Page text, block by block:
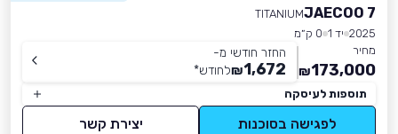
JAECOO 7
TITANIUM
2025 יד 1
0 ק״מ
מחיר
173,000
₪
החזר חודשי מ-
1,672
₪לחודש*
תוספות לעיסקה
לפגישה בסוכנות יצירת קשר